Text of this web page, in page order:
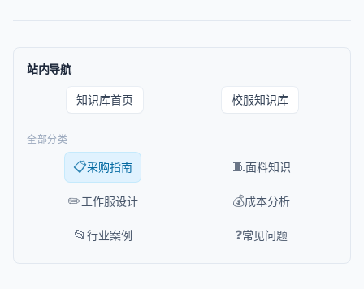
站内导航
知识库首页 校服知识库
全部分类
📋采购指南 🧵面料知识
✏️工作服设计 💰成本分析
📂 行业案例 ❓常见问题